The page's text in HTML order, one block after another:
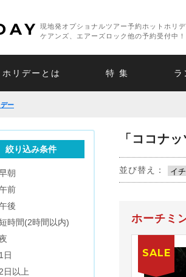
現地発オプショナルツアー予約ホットホリデ
ケアンズ、エアーズロック他の予約受付中！
ホリデーとは 特 集 ラ
ー
「ココナ
並び替え：
ホーチミ
SALE
絞り込み条件
朝
前
後
時間(2時間以内)
日
日以上